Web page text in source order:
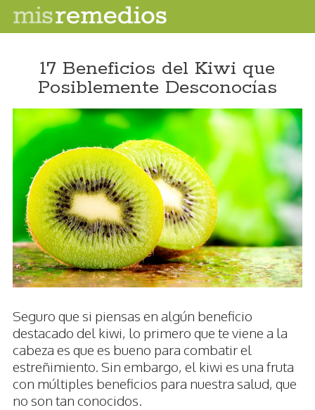
17 Beneficios del Kiwi que
Posiblemente Desconocías
Seguro que si piensas en algún beneficio
destacado del kiwi, lo primero que te viene a la
cabeza es que es bueno para combatir el
estreñimiento. Sin embargo, el kiwi es una fruta
con múltiples beneficios para nuestra salud, que
no son tan conocidos.